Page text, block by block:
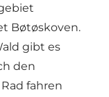
Bøtøskoven.
gibt es
den
fahren